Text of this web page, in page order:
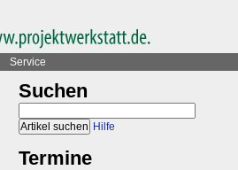
Service
Suchen
Hilfe
Termine